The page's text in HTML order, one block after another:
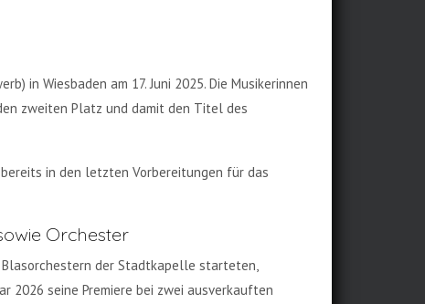
in Wiesbaden am 17. Juni 2025. Die Musikerinnen
zweiten Platz und damit den Titel des
in den letzten Vorbereitungen für das
Orchester
Blasorchestern der Stadtkapelle starteten,
2026 seine Premiere bei zwei ausverkauften